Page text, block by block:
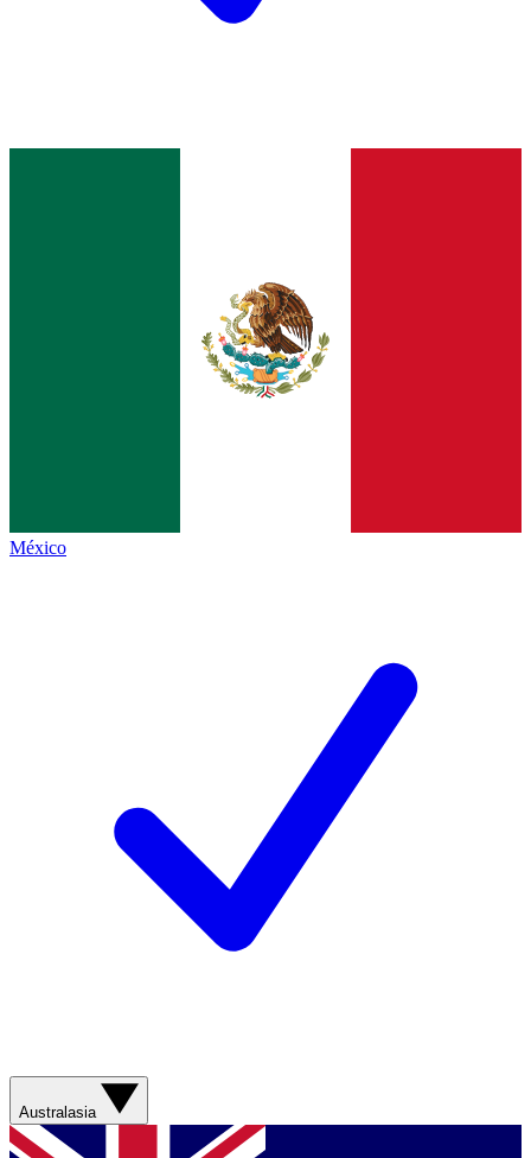
México
Australasia